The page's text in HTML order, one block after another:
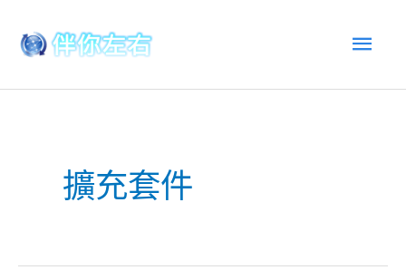
容
主
選
擴充套件